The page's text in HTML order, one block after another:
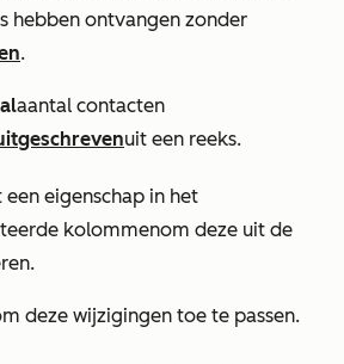
hebben ontvangen zonder
.
aantal contacten
uit een reeks.
een eigenschap in het
kolommenom deze uit de
deze wijzigingen toe te passen.